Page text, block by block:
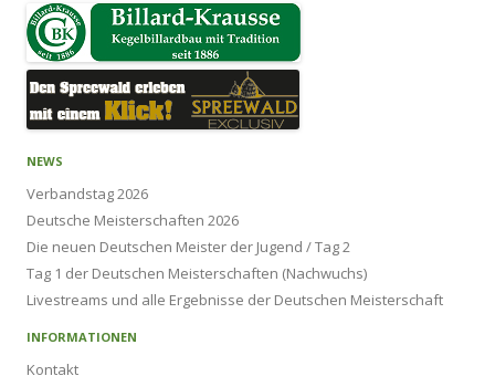
NEWS
Verbandstag 2026
Deutsche Meisterschaften 2026
Die neuen Deutschen Meister der Jugend / Tag 2
Tag 1 der Deutschen Meisterschaften (Nachwuchs)
Livestreams und alle Ergebnisse der Deutschen Meisterschaft
INFORMATIONEN
Kontakt